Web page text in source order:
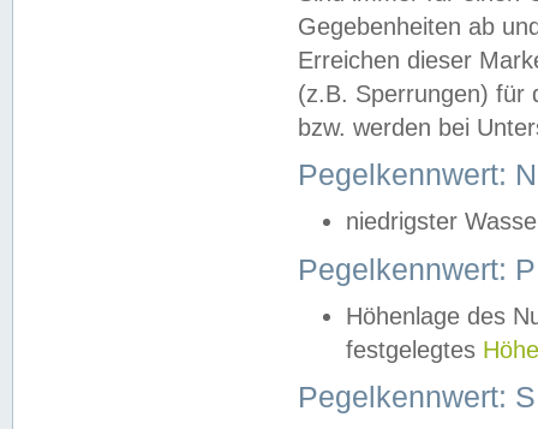
Gegebenheiten ab
Erreichen dieser
(z.B. Sperrungen) für
bzw. werden bei
Pegelkennwert:
niedrigster
Pegelkennwert:
Höhenlage des
festgelegtes
Pegelkennwert: